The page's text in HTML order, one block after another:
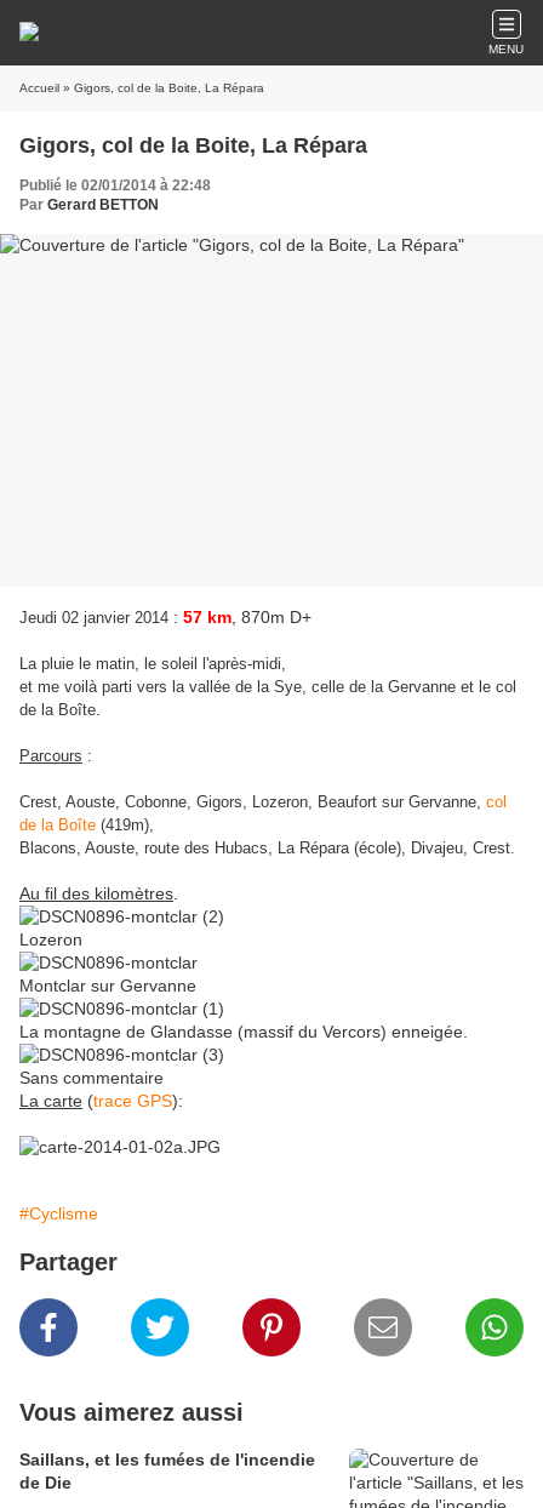
MENU
Accueil » Gigors, col de la Boite, La Répara
Gigors, col de la Boite, La Répara
Publié le 02/01/2014 à 22:48
Par Gerard BETTON
Jeudi 02 janvier 2014 : 57 km , 870m D+
La pluie le matin, le soleil l'après-midi,
et me voilà parti vers la vallée de la Sye, celle de la Gervanne et le col
de la Boîte
Parcours :
Crest, Aouste, Cobonne, Gigors, Lozeron, Beaufort sur Gervanne, col
de la Boîte (419m),
Blacons, Aouste, route des Hubacs, La Répara (école), Divajeu, Crest.
Au fil des kilomètres
Lozeron
Montclar sur Gervanne
La montagne de Glandasse (massif du Vercors) enneigée.
Sans commentaire
La carte (trace GPS):
#Cyclisme
Partager
Vous aimerez aussi
Saillans, et les fumées de l'incendie
de Die